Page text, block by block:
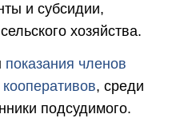
и субсидии,
хозяйства.
показания членов
, среди
подсудимого.